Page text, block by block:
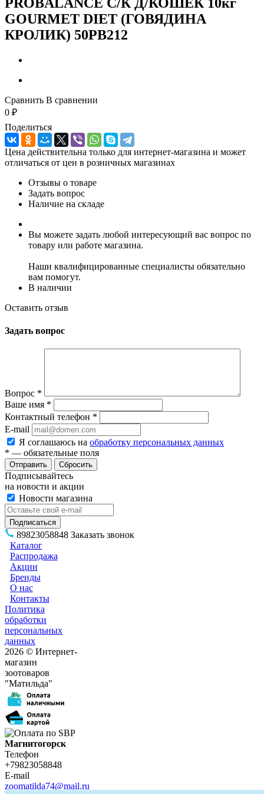
GOURMET DIET (ГОВЯДИНА
КРОЛИК) 50РВ212
Сравнить В сравнении
0 ₽
Поделиться
Цена действительна только для интернет-магазина и может
отличаться от цен в розничных магазинах
Отзывы о товаре
Задать вопрос
Наличие на складе
Вы можете задать любой интересующий вас вопрос по
товару или работе магазина.
Наши квалифицированные специалисты обязательно
вам помогут.
В наличии
Оставить отзыв
Задать вопрос
Вопрос *
Ваше имя *
Контактный телефон *
E-mail
Я соглашаюсь на обработку персональных данных
* — обязательные поля
Сбросить
Подписывайтесь
на новости и акции
Новости магазина
89823058848 Заказать звонок
Каталог
Распродажа
Акции
Бренды
О нас
Контакты
Политика
обработки
персональных
данных
2026 © Интернет-
магазин
зоотоваров
"Матильда"
Магнитогорск
Телефон
+79823058848
E-mail
zoomatilda74@mail.ru